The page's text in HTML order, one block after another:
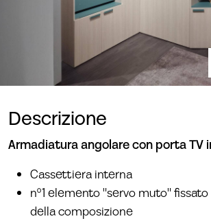
Descrizione
Armadiatura angolare con porta TV
Cassettiera interna
n°1 elemento "servo muto"
della composizione